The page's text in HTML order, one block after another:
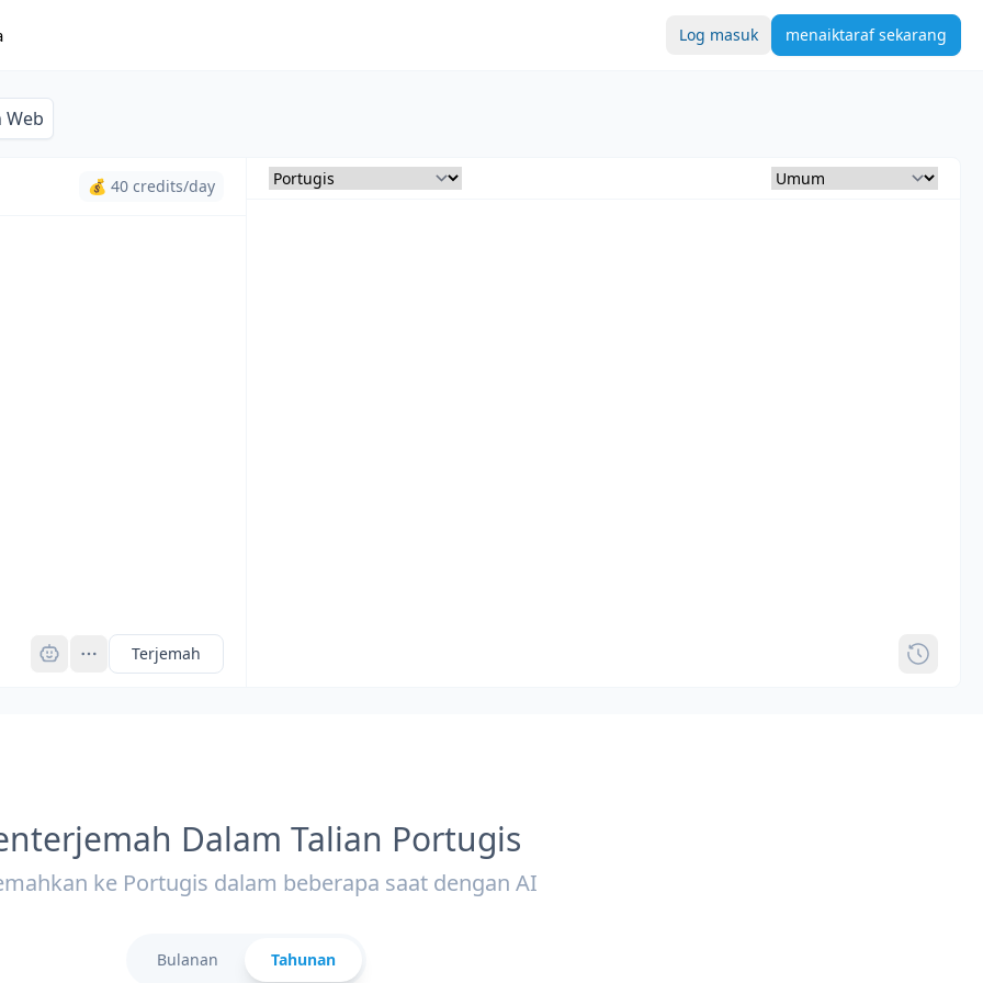
Log masuk menaiktaraf sekarang
Web
💰 40 credits/day
Terjemah
Dalam Talian Portugis
ke Portugis dalam beberapa saat dengan AI
Bulanan Tahunan